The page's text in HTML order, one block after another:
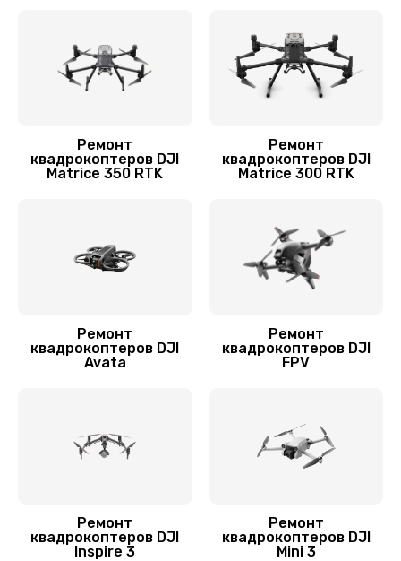
Заказать
1800 руб.
Прошивка квадрокоптера DJI
Замена аккумулятора
1600 руб.
Ремонт камеры
Ремонт
квадрокоптеров DJI
Matrice 350 RTK
Ремонт
квадрокоптеров DJI
Matrice 300 RTK
Ремонт
квадрокоптеров DJI
Avata
Ремонт
квадрокоптеров DJI
FPV
Ремонт
квадрокоптеров DJI
Inspire 3
Ремонт
квадрокоптеров DJI
Mini 3